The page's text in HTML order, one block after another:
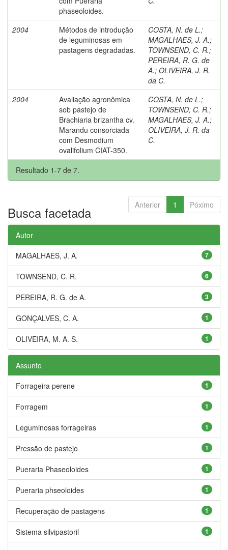
phaseoloides.
2004
Métodos de introdução
de leguminosas em
pastagens degradadas.
COSTA, N. de L.;
MAGALHAES, J. A.;
TOWNSEND, C. R.;
PEREIRA, R. G. de
A.; OLIVEIRA, J. R.
da C.
2004
Avaliação agronômica
sob pastejo de
Brachiaria brizantha cv.
Marandu consorciada
com Desmodium
ovalifolium CIAT-350.
COSTA, N. de L.;
TOWNSEND, C. R.;
MAGALHAES, J. A.;
OLIVEIRA, J. R. da
C.
Resultado 1-7 de 7.
Anterior 1 Póximo
Busca facetada
Autor
7
MAGALHAES, J. A.
6
TOWNSEND, C. R.
3
PEREIRA, R. G. de A.
1
GONÇALVES, C. A.
1
OLIVEIRA, M. A. S.
Assunto
1
Forrageira perene
1
Forragem
1
Leguminosas forrageiras
1
Pressão de pastejo
1
Pueraria Phaseoloides
1
Pueraria phseoloides
1
Recuperação de pastagens
1
Sistema silvipastoril